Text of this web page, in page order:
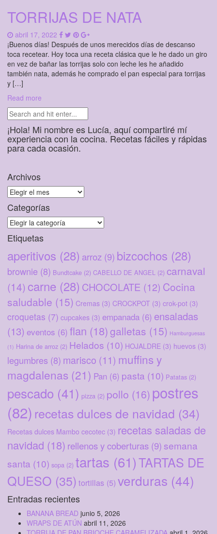
TORRIJAS DE NATA
abril 17, 2022
¡Buenos días! Después de unos merecidos días de descanso
toca recetear. Hoy toca una receta clásica que le he dado un giro
en vez de bañar las torrijas solo con leche les he añadido
también nata, además he comprado el pan especial para torrijas
y […]
Read more
¡Hola! Mi nombre es Lucía, aquí compartiré mí
experiencia con la cocina. Recetas fáciles y rápidas
para cada ocasión.
Archivos
Archivos
Categorías
Categorías
Etiquetas
aperitivos (28) arroz (9) bizcochos (28)
brownie (8) Bundtcake (2) CABELLO DE ANGEL (2) carnaval
(14) carne (28) CHOCOLATE (12) Cocina
saludable (15) Cremas (3) CROCKPOT (3) crok-pot (3)
croquetas (7) cupcakes (3) empanada (6) ensaladas
(13) eventos (6) flan (18)galletas (15) Hamburguesas
(1) Harina de arroz (2) Helados (10) HOJALDRE (3) huevos (3)
legumbres (8) marisco (11) muffins y
magdalenas (21) Pan (6) pasta (10) Patatas (2)
pescado (41) pizza (2) pollo (16)postres
(82) recetas dulces de navidad (34)
Recetas dulces Mambo cecotec (3) recetas saladas de
navidad (18) rellenos y coberturas (9) semana
santa (10) sopa (2) tartas (61)TARTAS DE
QUESO (35) tortillas (5) verduras (44)
Entradas recientes
BANANA BREAD junio 5, 2026
WRAPS DE ATÚN abril 11, 2026